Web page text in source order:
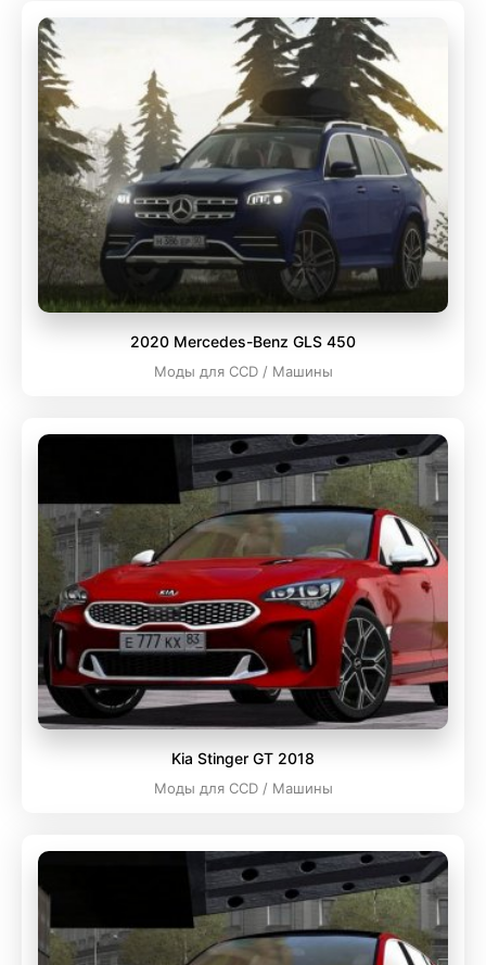
2020 Mercedes-Benz GLS 450
Моды для CCD / Машины
Kia Stinger GT 2018
Моды для CCD / Машины